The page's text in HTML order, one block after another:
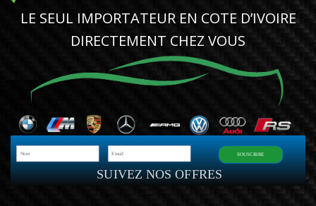
LE SEUL IMPORTATEUR EN COTE D’IVOIRE
DIRECTEMENT CHEZ VOUS
SUIVEZ NOS OFFRES
SOUSCRIRE